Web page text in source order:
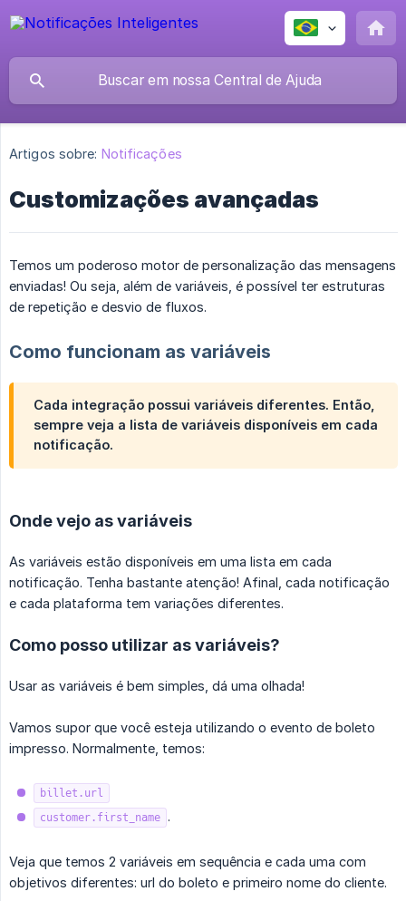
Artigos sobre: Notificações
Customizações avançadas
Temos um poderoso motor de personalização das mensagens
enviadas! Ou seja, além de variáveis, é possível ter estruturas
de repetição e desvio de fluxos.
Como funcionam as variáveis
Cada integração possui variáveis diferentes. Então,
sempre veja a lista de variáveis disponíveis em cada
notificação.
Onde vejo as variáveis
As variáveis estão disponíveis em uma lista em cada
notificação. Tenha bastante atenção! Afinal, cada notificação
e cada plataforma tem variações diferentes.
Como posso utilizar as variáveis?
Usar as variáveis é bem simples, dá uma olhada!
Vamos supor que você esteja utilizando o evento de boleto
impresso. Normalmente, temos:
billet.url
customer.first_name .
Veja que temos 2 variáveis em sequência e cada uma com
objetivos diferentes: url do boleto e primeiro nome do cliente.